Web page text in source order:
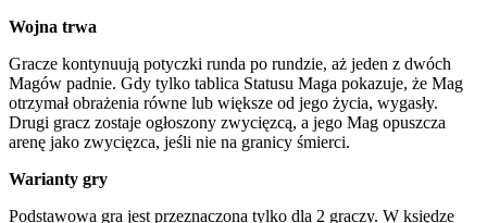
Wojna trwa
Gracze kontynuują potyczki runda po rundzie, aż jeden z dwóch
Magów padnie. Gdy tylko tablica Statusu Maga pokazuje, że Mag
otrzymał obrażenia równe lub większe od jego życia, wygasły.
Drugi gracz zostaje ogłoszony zwycięzcą, a jego Mag opuszcza
arenę jako zwycięzca, jeśli nie na granicy śmierci.
Warianty gry
Podstawowa gra jest przeznaczona tylko dla 2 graczy. W księdze